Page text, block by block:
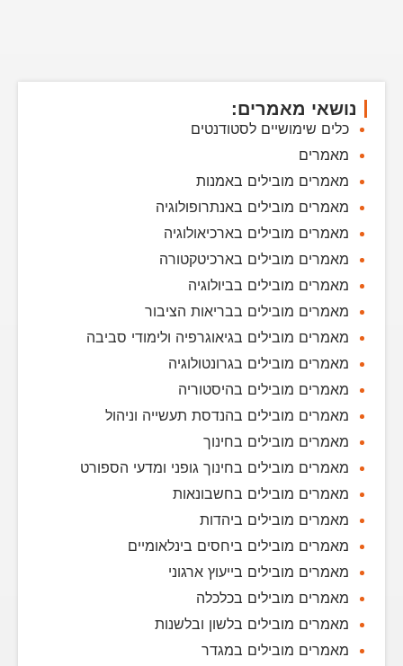
נושאי מאמרים:
כלים שימושיים לסטודנטים
מאמרים
מאמרים מובילים באמנות
מאמרים מובילים באנתרופולוגיה
מאמרים מובילים בארכיאולוגיה
מאמרים מובילים בארכיטקטורה
מאמרים מובילים בביולוגיה
מאמרים מובילים בבריאות הציבור
מאמרים מובילים בגיאוגרפיה ולימודי סביבה
מאמרים מובילים בגרונטולוגיה
מאמרים מובילים בהיסטוריה
מאמרים מובילים בהנדסת תעשייה וניהול
מאמרים מובילים בחינוך
מאמרים מובילים בחינוך גופני ומדעי הספורט
מאמרים מובילים בחשבונאות
מאמרים מובילים ביהדות
מאמרים מובילים ביחסים בינלאומיים
מאמרים מובילים בייעוץ ארגוני
מאמרים מובילים בכלכלה
מאמרים מובילים בלשון ובלשנות
מאמרים מובילים במגדר